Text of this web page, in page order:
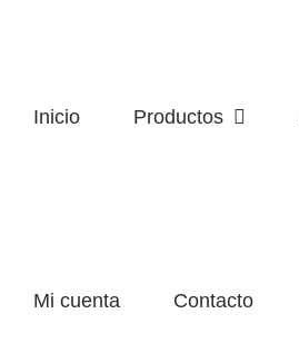
Inicio Productos
Mi cuenta Contacto